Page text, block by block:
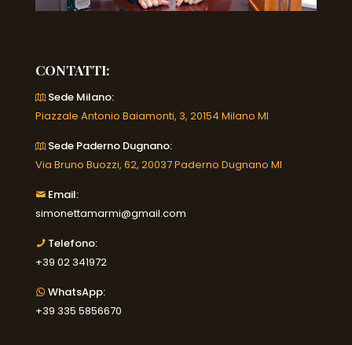
CONTATTI:
Sede Milano:
Piazzale Antonio Baiamonti, 3, 20154 Milano MI
Sede Paderno Dugnano:
Via Bruno Buozzi, 62, 20037 Paderno Dugnano MI
Email:
simonettamarmi@gmail.com
Telefono:
+39 02 341972
WhatsApp:
+39 335 5856670